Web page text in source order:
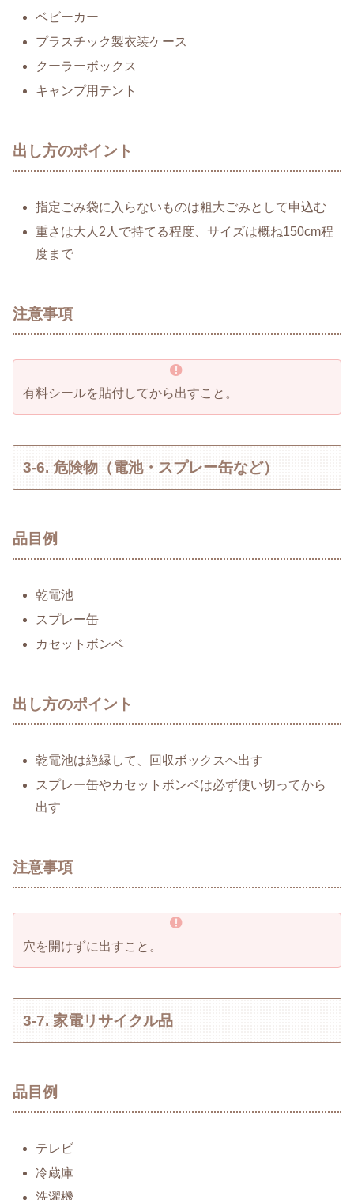
ベビーカー
プラスチック製衣装ケース
クーラーボックス
キャンプ用テント
出し方のポイント
指定ごみ袋に入らないものは粗大ごみとして申込む
重さは大人2人で持てる程度、サイズは概ね150cm程
度まで
注意事項
有料シールを貼付してから出すこと。
3-6. 危険物（電池・スプレー缶など）
品目例
乾電池
スプレー缶
カセットボンベ
出し方のポイント
乾電池は絶縁して、回収ボックスへ出す
スプレー缶やカセットボンベは必ず使い切ってから
出す
注意事項
穴を開けずに出すこと。
3-7. 家電リサイクル品
品目例
テレビ
冷蔵庫